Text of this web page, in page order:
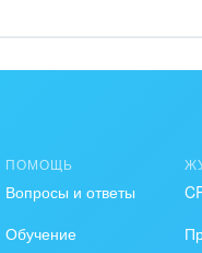
ПОМОЩЬ
Вопросы и ответы
Обучение